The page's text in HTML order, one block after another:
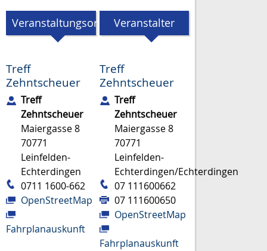
Veranstaltungsort
Treff
Zehntscheuer
Treff
Zehntscheuer
Maiergasse 8
70771
Leinfelden-
Echterdingen
0711 1600-662
OpenStreetMap
Fahrplanauskunft
Veranstalter
Treff
Zehntscheuer
Treff
Zehntscheuer
Maiergasse 8
70771
Leinfelden-
Echterdingen/Echterdingen
07 111600662
07 111600650
OpenStreetMap
Fahrplanauskunft